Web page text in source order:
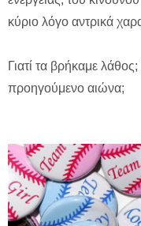
κύριο λόγο αντρικά
Γιατί τα βρήκαμε λάθος;
προηγούμενο αιώνα;